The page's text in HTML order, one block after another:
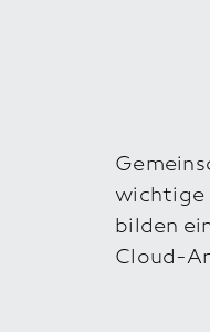
wichtige
bilden
Cloud-